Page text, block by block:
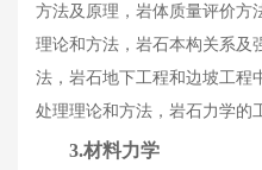
方法及原理，岩体质量评价方
理论和方法，岩石本构关系及
法，岩石地下工程和边坡工程
处理理论和方法，岩石力学的
3.材料力学